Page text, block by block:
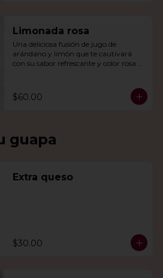
Limonada rosa
Una deliciosa fusión de jugo de
arándano y limón que te cautivará
con su sabor refrescante y color rosa
$60.00
guapa
Extra queso
$30.00